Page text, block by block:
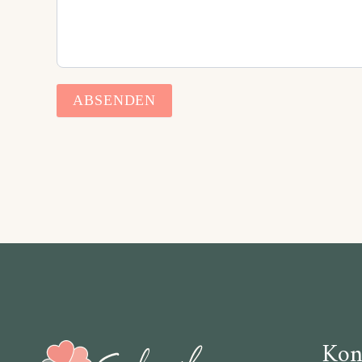
ABSENDEN